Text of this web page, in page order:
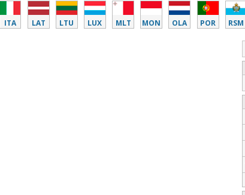
ITA LAT LTU LUX MLT MON OLA POR RSM